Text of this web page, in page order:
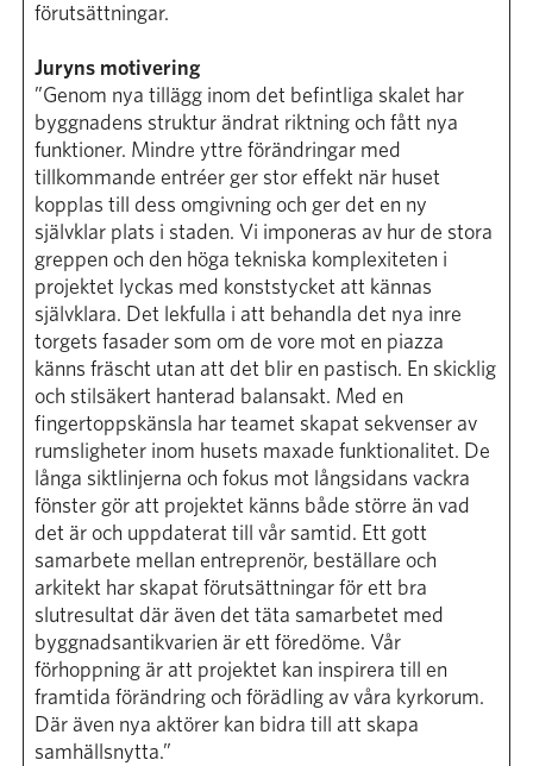
förutsättningar.
Juryns motivering
”Genom nya tillägg inom det befintliga skalet har
byggnadens struktur ändrat riktning och fått nya
funktioner. Mindre yttre förändringar med
tillkommande entréer ger stor effekt när huset
kopplas till dess omgivning och ger det en ny
självklar plats i staden. Vi imponeras av hur de stora
greppen och den höga tekniska komplexiteten i
projektet lyckas med konststycket att kännas
självklara. Det lekfulla i att behandla det nya inre
torgets fasader som om de vore mot en piazza
känns fräscht utan att det blir en pastisch. En skicklig
och stilsäkert hanterad balansakt. Med en
fingertoppskänsla har teamet skapat sekvenser av
rumsligheter inom husets maxade funktionalitet. De
långa siktlinjerna och fokus mot långsidans vackra
fönster gör att projektet känns både större än vad
det är och uppdaterat till vår samtid. Ett gott
samarbete mellan entreprenör, beställare och
arkitekt har skapat förutsättningar för ett bra
slutresultat där även det täta samarbetet med
byggnadsantikvarien är ett föredöme. Vår
förhoppning är att projektet kan inspirera till en
framtida förändring och förädling av våra kyrkorum.
Där även nya aktörer kan bidra till att skapa
samhällsnytta.”